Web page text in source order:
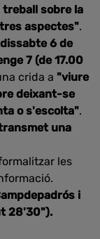
sobre la
aspectes".
dissabte 6 de
7 (de 17.00
crida a "viure
deixant-se
o s'escolta".
una
les
i
28'30").